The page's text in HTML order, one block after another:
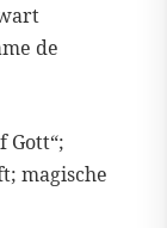
de
Gott“;
magische